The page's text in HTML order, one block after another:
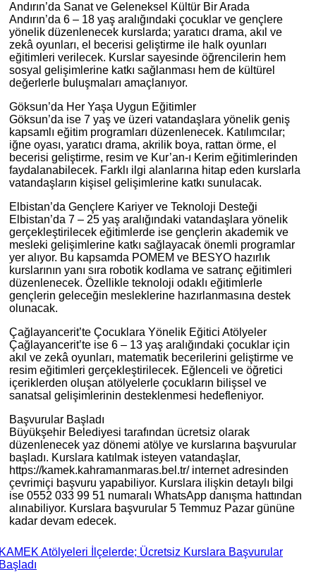
Andırın’da Sanat ve Geleneksel Kültür Bir Arada
Andırın’da 6 – 18 yaş aralığındaki çocuklar ve gençlere
yönelik düzenlenecek kurslarda; yaratıcı drama, akıl ve
zekâ oyunları, el becerisi geliştirme ile halk oyunları
eğitimleri verilecek. Kurslar sayesinde öğrencilerin hem
sosyal gelişimlerine katkı sağlanması hem de kültürel
değerlerle buluşmaları amaçlanıyor.
Göksun’da Her Yaşa Uygun Eğitimler
Göksun’da ise 7 yaş ve üzeri vatandaşlara yönelik geniş
kapsamlı eğitim programları düzenlenecek. Katılımcılar;
iğne oyası, yaratıcı drama, akrilik boya, rattan örme, el
becerisi geliştirme, resim ve Kur’an-ı Kerim eğitimlerinden
faydalanabilecek. Farklı ilgi alanlarına hitap eden kurslarla
vatandaşların kişisel gelişimlerine katkı sunulacak.
Elbistan’da Gençlere Kariyer ve Teknoloji Desteği
Elbistan’da 7 – 25 yaş aralığındaki vatandaşlara yönelik
gerçekleştirilecek eğitimlerde ise gençlerin akademik ve
mesleki gelişimlerine katkı sağlayacak önemli programlar
yer alıyor. Bu kapsamda POMEM ve BESYO hazırlık
kurslarının yanı sıra robotik kodlama ve satranç eğitimleri
düzenlenecek. Özellikle teknoloji odaklı eğitimlerle
gençlerin geleceğin mesleklerine hazırlanmasına destek
olunacak.
Çağlayancerit’te Çocuklara Yönelik Eğitici Atölyeler
Çağlayancerit’te ise 6 – 13 yaş aralığındaki çocuklar için
akıl ve zekâ oyunları, matematik becerilerini geliştirme ve
resim eğitimleri gerçekleştirilecek. Eğlenceli ve öğretici
içeriklerden oluşan atölyelerle çocukların bilişsel ve
sanatsal gelişimlerinin desteklenmesi hedefleniyor.
Başvurular Başladı
Büyükşehir Belediyesi tarafından ücretsiz olarak
düzenlenecek yaz dönemi atölye ve kurslarına başvurular
başladı. Kurslara katılmak isteyen vatandaşlar,
https://kamek.kahramanmaras.bel.tr/ internet adresinden
çevrimiçi başvuru yapabiliyor. Kurslara ilişkin detaylı bilgi
ise 0552 033 99 51 numaralı WhatsApp danışma hattından
alınabiliyor. Kurslara başvurular 5 Temmuz Pazar gününe
kadar devam edecek.
Atölyeleri İlçelerde; Ücretsiz Kurslara Başvurular